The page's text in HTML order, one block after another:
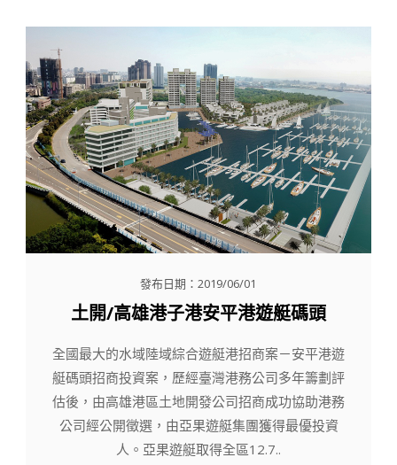
發布日期：2019/06/01
土開/高雄港子港安平港遊艇碼頭
全國最大的水域陸域綜合遊艇港招商案－安平港遊
艇碼頭招商投資案，歷經臺灣港務公司多年籌劃評
估後，由高雄港區土地開發公司招商成功協助港務
公司經公開徵選，由亞果遊艇集團獲得最優投資
人。亞果遊艇取得全區12.7..